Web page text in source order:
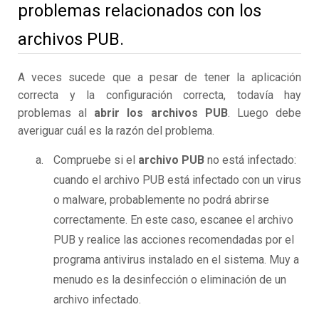
problemas relacionados con los
archivos PUB.
A veces sucede que a pesar de tener la aplicación
correcta y la configuración correcta, todavía hay
problemas al abrir los archivos PUB. Luego debe
averiguar cuál es la razón del problema.
Compruebe si el archivo PUB no está infectado:
cuando el archivo PUB está infectado con un virus
o malware, probablemente no podrá abrirse
correctamente. En este caso, escanee el archivo
PUB y realice las acciones recomendadas por el
programa antivirus instalado en el sistema. Muy a
menudo es la desinfección o eliminación de un
archivo infectado.